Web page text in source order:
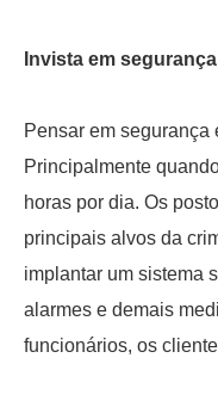
Invista em segurança
Pensar em segurança
Principalmente
horas por dia. Os
principais alvos da
implantar um sistema
alarmes e demais
funcionários, os